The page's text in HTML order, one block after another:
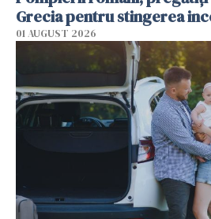
Grecia pentru stingerea
01 AUGUST 2026